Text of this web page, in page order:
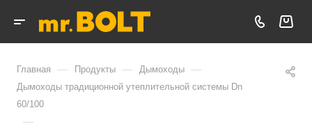
Главная — Продукты — Дымоходы —
Дымоходы традиционной утеплительной системы Dn
60/100
—